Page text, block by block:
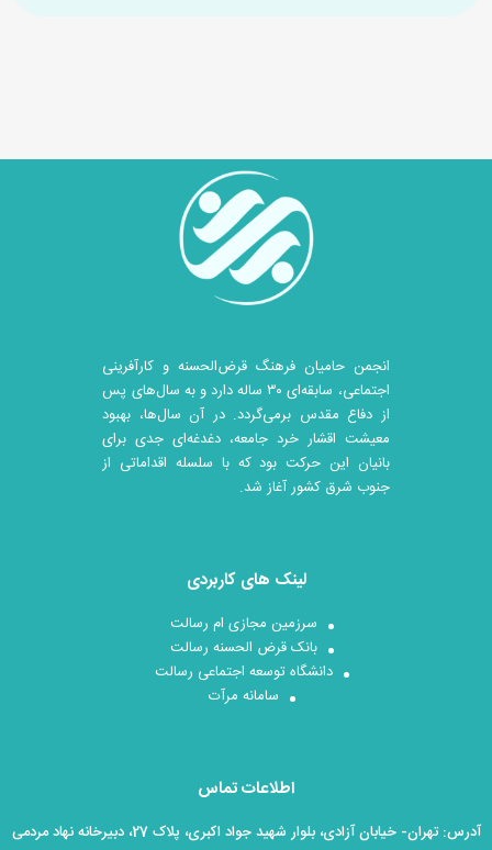
انجمن حامیان فرهنگ قرض‌الحسنه و کارآفرینی
اجتماعی، سابقه‌ای ۳۰ ساله دارد و به سال‌های پس
از دفاع مقدس برمی‌گردد. در آن سال‎‌ها، بهبود
معیشت اقشار خرد جامعه، دغدغه‌ای جدی برای
بانیان این حرکت بود که با سلسله اقداماتی از
جنوب شرق کشور آغاز شد.
لینک های کاربردی
سرزمین مجازی ام رسالت
بانک قرض الحسنه رسالت
دانشگاه توسعه اجتماعی رسالت
سامانه مرآت
اطلاعات تماس
آدرس: تهران- خیابان آزادی، بلوار شهید جواد اکبری، پلاک 27، دبیرخانه نهاد مردمی